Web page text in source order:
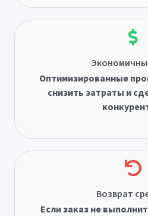
Оптимизированные
снизить затраты и
Возврат
Если заказ не